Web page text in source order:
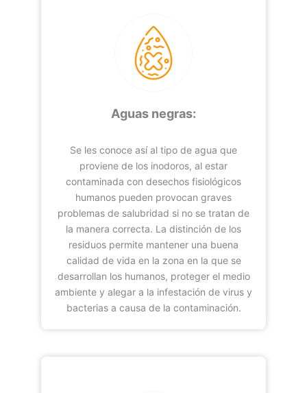
Aguas negras:
Se les conoce así al tipo de agua que
proviene de los inodoros, al estar
contaminada con desechos fisiológicos
humanos pueden provocan graves
problemas de salubridad si no se tratan de
la manera correcta. La distinción de los
residuos permite mantener una buena
calidad de vida en la zona en la que se
desarrollan los humanos, proteger el medio
ambiente y alegar a la infestación de virus y
bacterias a causa de la contaminación.